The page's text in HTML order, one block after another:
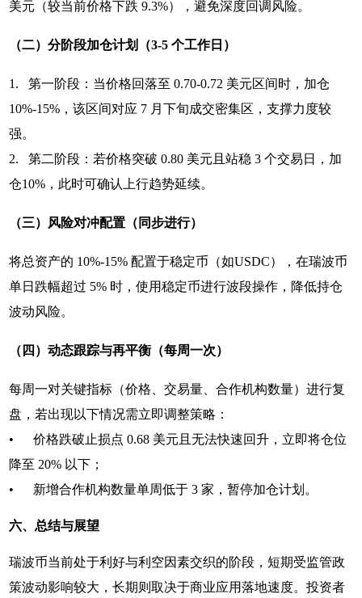
美元（较当前价格下跌 9.3%），避免深度回调风险。
（二）分阶段加仓计划（3-5 个工作日）
1. 第一阶段：当价格回落至 0.70-0.72 美元区间时，加仓
10%-15%，该区间对应 7 月下旬成交密集区，支撑力度较
强。
2. 第二阶段：若价格突破 0.80 美元且站稳 3 个交易日，加
仓10%，此时可确认上行趋势延续。
（三）风险对冲配置（同步进行）
将总资产的 10%-15% 配置于稳定币（如USDC），在瑞波币
单日跌幅超过 5% 时，使用稳定币进行波段操作，降低持仓
波动风险。
（四）动态跟踪与再平衡（每周一次）
每周一对关键指标（价格、交易量、合作机构数量）进行复
盘，若出现以下情况需立即调整策略：
• 价格跌破止损点 0.68 美元且无法快速回升，立即将仓位
降至 20% 以下；
• 新增合作机构数量单周低于 3 家，暂停加仓计划。
六、总结与展望
瑞波币当前处于利好与利空因素交织的阶段，短期受监管政
策波动影响较大，长期则取决于商业应用落地速度。投资者